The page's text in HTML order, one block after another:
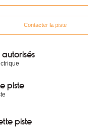
Contacter la piste
autorisés
piste
piste